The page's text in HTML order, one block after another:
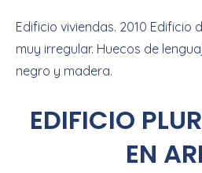
Edificio viviendas. 2010 Edificio
muy irregular. Huecos de
negro y madera.
EDIFICIO
EN